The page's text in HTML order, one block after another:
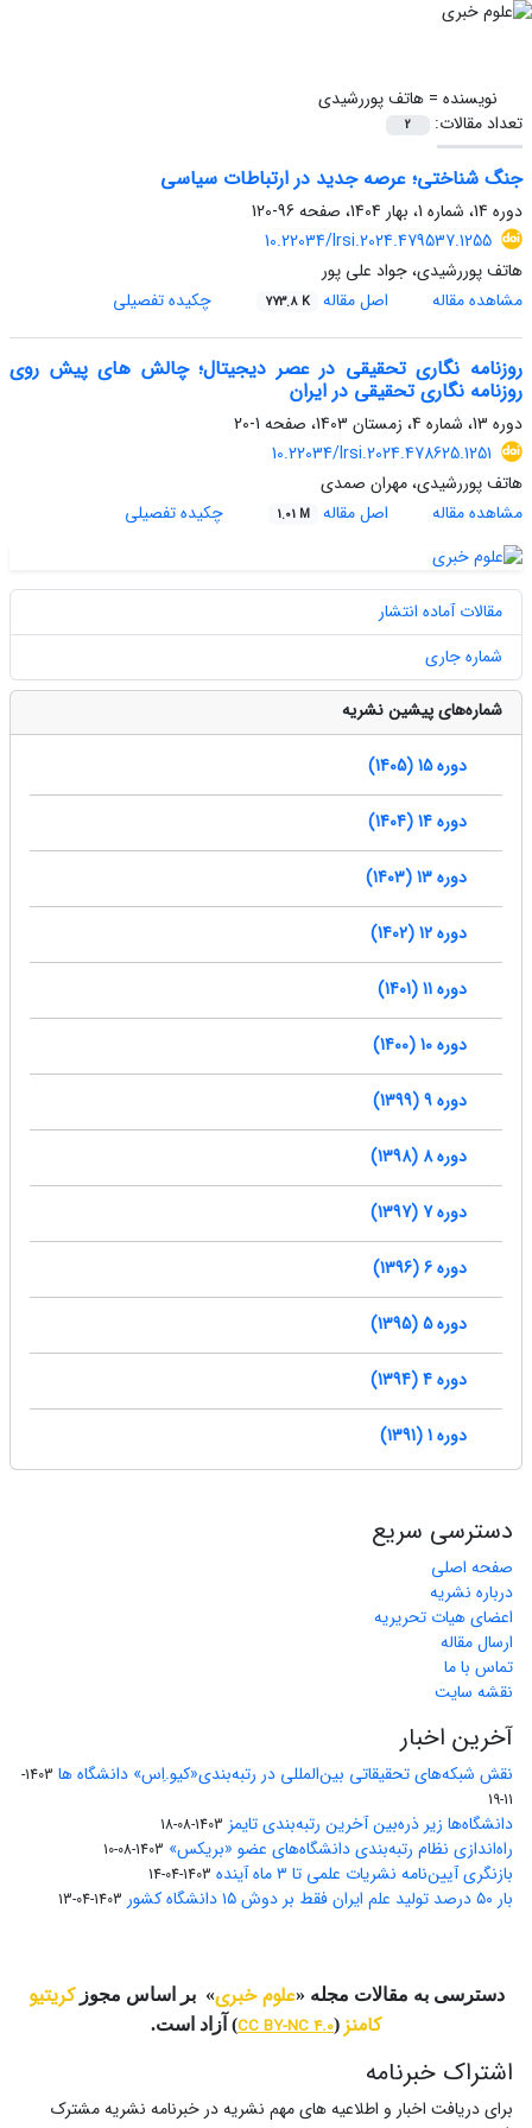
نویسنده =هاتف پوررشیدی
تعداد مقالات:
2
جنگ شناختی؛ عرصه جدید در ارتباطات سیاسی
دوره 14، شماره 1، بهار 1404، صفحه
96-120
10.22034/lrsi.2024.479537.1255
هاتف پوررشیدی، جواد علی پور
مشاهده مقاله
اصل مقاله 773.8 K چکیده تفصیلی
روزنامه نگاری تحقیقی در عصر دیجیتال؛ چالش های پیش روی
روزنامه نگاری تحقیقی در ایران
دوره 13، شماره 4، زمستان 1403، صفحه
1-20
10.22034/lrsi.2024.478625.1251
هاتف پوررشیدی، مهران صمدی
مشاهده مقاله
اصل مقاله 1.01 M چکیده تفصیلی
مقالات آماده انتشار
شماره جاری
شماره‌های پیشین نشریه
دوره 15 (1405)
دوره 14 (1404)
دوره 13 (1403)
دوره 12 (1402)
دوره 11 (1401)
دوره 10 (1400)
دوره 9 (1399)
دوره 8 (1398)
دوره 7 (1397)
دوره 6 (1396)
دوره 5 (1395)
دوره 4 (1394)
دوره 1 (1391)
دسترسی سریع
صفحه اصلی
درباره نشریه
اعضای هیات تحریریه
ارسال مقاله
تماس با ما
نقشه سایت
آخرین اخبار
نقش شبکه‌های تحقیقاتی بین‌المللی در رتبه‌بندی«کیو.اِس» دانشگاه ها
1403-
11-19
دانشگاه‌ها زیر ذره‌بین آخرین رتبه‌بندی تایمز 1403-08-18
راه‌اندازی نظام رتبه‌بندی دانشگاه‌‌های عضو «بریکس» 1403-08-10
بازنگری آیین‌نامه نشریات علمی تا ۳ ماه آینده 1403-04-14
بار ۵۰ درصد تولید علم ایران فقط بر دوش ۱۵ دانشگاه کشور 1403-04-13
دسترسی به مقالات مجله «علوم خبری» بر اساس مجوزکریتیو
کامنز (
CC BY-NC 4.0) آزاد است.
اشتراک خبرنامه
برای دریافت اخبار و اطلاعیه های مهم نشریه در خبرنامه نشریه مشترک